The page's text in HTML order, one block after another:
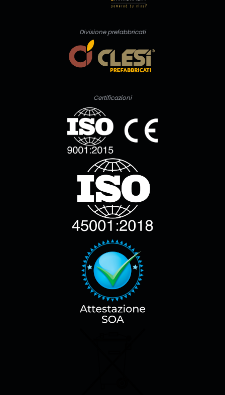
Divisione prefabbricati
Certificazioni